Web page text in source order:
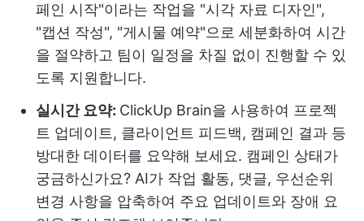
페인 시작"이라는 작업을 "시각 자료 디자인",
"캡션 작성", "게시물 예약"으로 세분화하여 시간
을 절약하고 팀이 일정을 차질 없이 진행할 수 있
도록 지원합니다.
실시간 요약: ClickUp Brain을 사용하여 프로젝
트 업데이트, 클라이언트 피드백, 캠페인 결과 등
방대한 데이터를 요약해 보세요. 캠페인 상태가
궁금하신가요? AI가 작업 활동, 댓글, 우선순위
변경 사항을 압축하여 주요 업데이트와 장애 요